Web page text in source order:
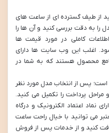
از طیف گسترده ای از ساعت های
به دقت بررسی کنید و آن ها را
کاملی در مورد قیمت ها
اغلب این وب سایت ها دارای
محصول هستند که به شما در
است؛ پس از انتخاب مدل مورد نظر
پرداخت را تکمیل می کنید.
نماد اعتماد الکترونیک و درگاه
می توانید با خیال راحت ساعت
کنید و از خدمات پس از فروش